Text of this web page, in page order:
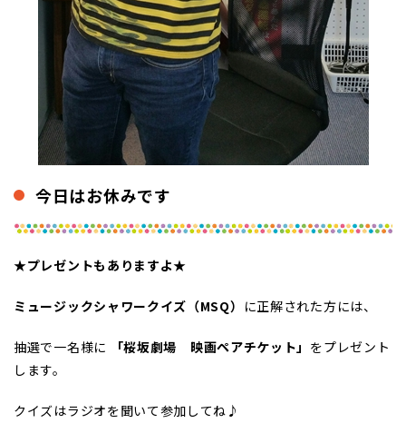
今日はお休みです
★プレゼントもありますよ★
ミュージックシャワークイズ（MSQ） に正解された方には、
抽選で一名様に 「桜坂劇場 映画ペアチケット」 をプレゼント
します。
クイズはラジオを聞いて参加してね♪